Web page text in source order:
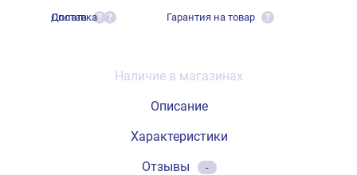
Оплата ?
Доставка ? Гарантия на товар ?
Наличие в магазинах
Описание
Характеристики
Отзывы
-